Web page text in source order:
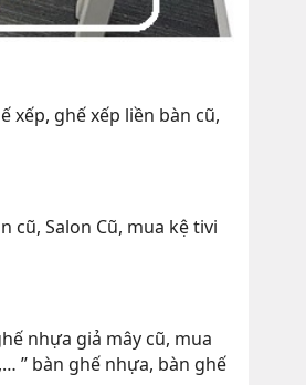
xếp, ghế xếp liền bàn cũ,
cũ, Salon Cũ, mua kệ tivi
nhựa giả mây cũ, mua
” bàn ghế nhựa, bàn ghế